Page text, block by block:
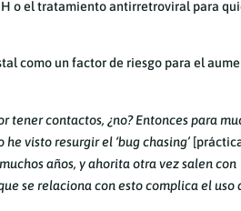
o el tratamiento antirretroviral para
como un factor de riesgo para el
tener contactos, ¿no? Entonces para
visto resurgir el ‘bug chasing’
años, y ahorita otra vez salen con
se relaciona con esto complica el uso